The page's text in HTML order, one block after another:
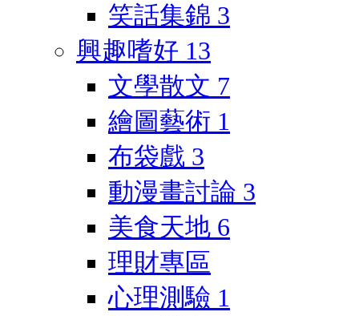
笑話集錦 3
興趣嗜好 13
文學散文 7
繪圖藝術 1
布袋戲 3
動漫畫討論 3
美食天地 6
理財專區
心理測驗 1